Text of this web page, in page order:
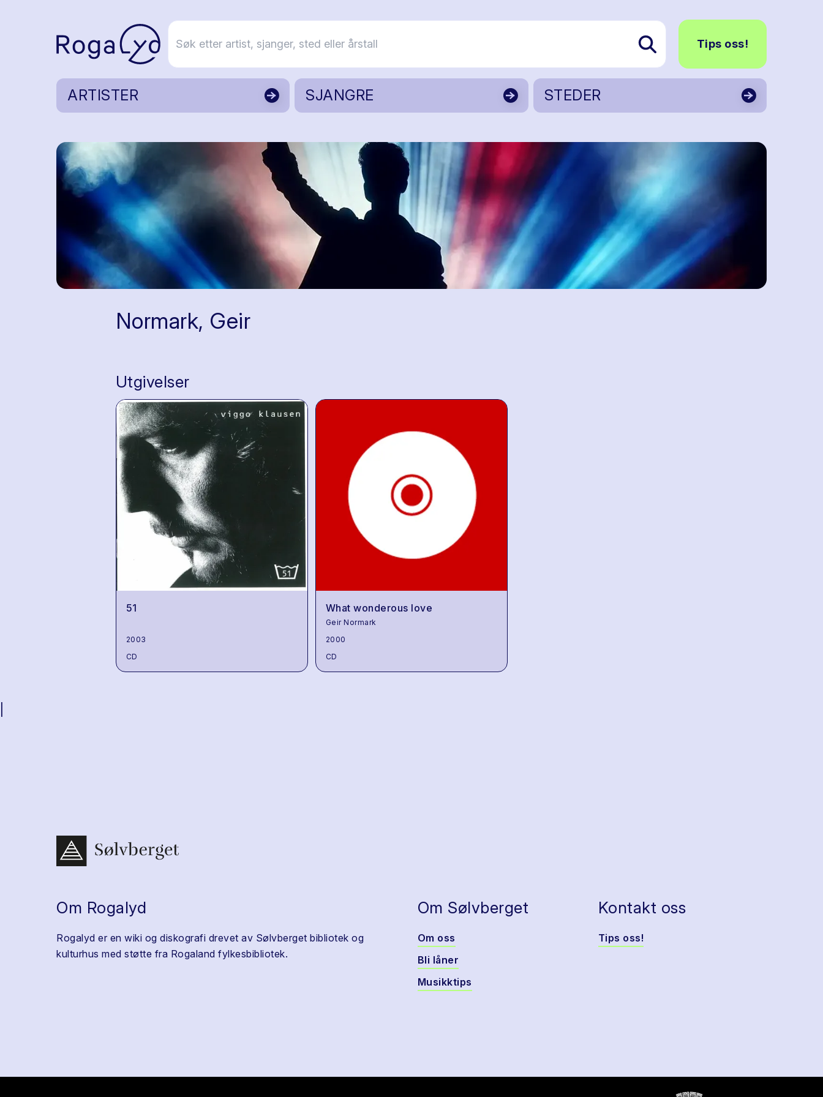
Tips oss!
ARTISTER SJANGRE STEDER
Normark, Geir
Utgivelser
51
2003
CD
What wonderous love
Geir Normark
2000
CD
Om Rogalyd
Rogalyd er en wiki og diskografi drevet av Sølvberget bibliotek og
kulturhus med støtte fra Rogaland fylkesbibliotek.
Om Sølvberget
Om oss
Bli låner
Musikktips
Kontakt oss
Tips oss!